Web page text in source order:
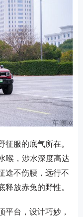
服的底气所在。
喉，涉水深度高达
途不伤腰，远行不
放赤兔的野性。
平台，设计巧妙，